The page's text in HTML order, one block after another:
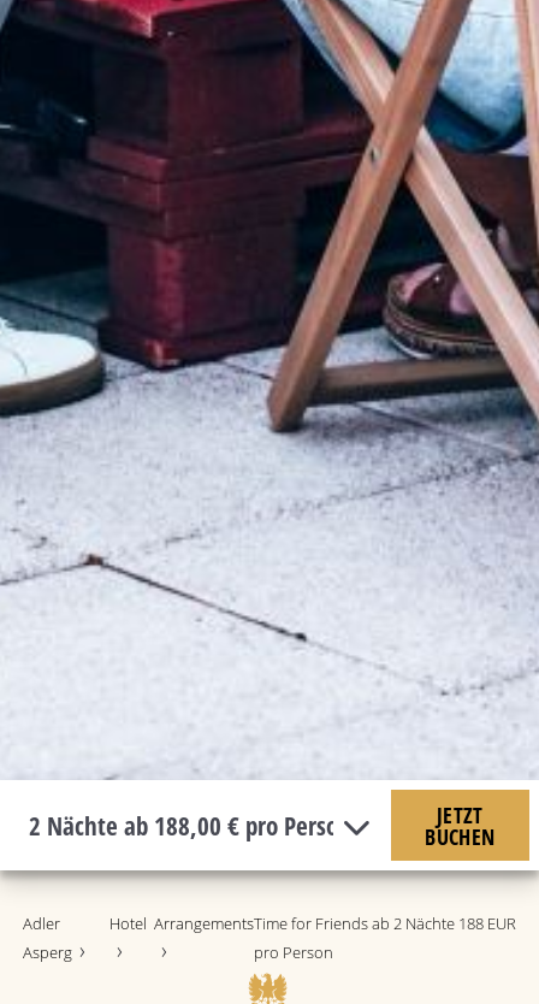
JETZT
BUCHEN
Adler
Asperg
Hotel ArrangementsTime for Friends ab 2 Nächte 188 EUR
pro Person